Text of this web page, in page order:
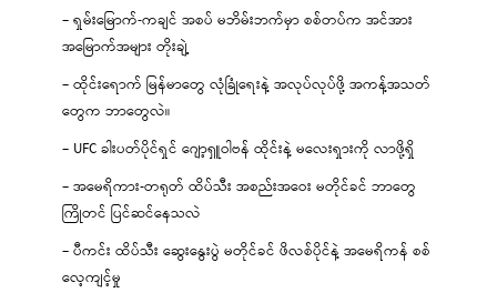
– ရှမ်းမြောက်-ကချင် အစပ် မဘိမ်းဘက်မှာ စစ်တပ်က အင်အား
အမြောက်အများ တိုးချဲ့
– ထိုင်းရောက် မြန်မာတွေ လုံခြုံရေးနဲ့ အလုပ်လုပ်ဖို့ အကန့်အသတ်
တွေက ဘာတွေလဲ။
– UFC ခါးပတ်ပိုင်ရှင် ဂျော့ရှူဝါဗန် ထိုင်းနဲ့ မလေးရှားကို လာဖို့ရှိ
– အမေရိကား-တရုတ် ထိပ်သီး အစည်းအဝေး မတိုင်ခင် ဘာတွေ
ကြိုတင် ပြင်ဆင်နေသလဲ
– ပီကင်း ထိပ်သီး ဆွေးနွေးပွဲ မတိုင်ခင် ဖိလစ်ပိုင်နဲ့ အမေရိကန် စစ်
လေ့ကျင့်မှု